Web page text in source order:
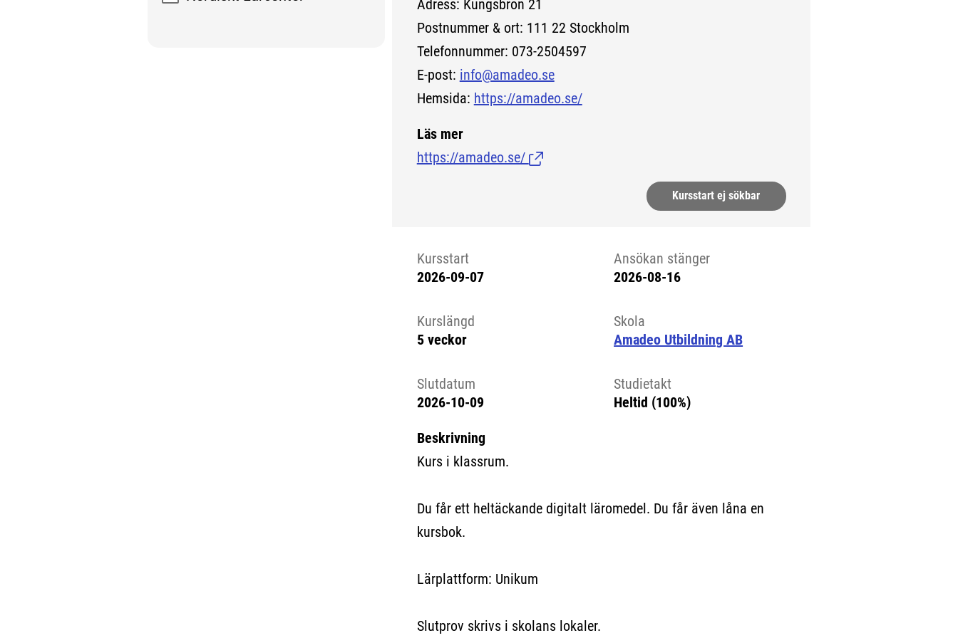
Adress: Kungsbron 21
Postnummer & ort: 111 22 Stockholm
Telefonnummer: 073-2504597
E-post: info@amadeo.se
Hemsida: https://amadeo.se/
Läs mer
https://amadeo.se/ (Länk till extern sida.)
Kursstart ej sökbar
Kursstart
2026-09-07
Ansökan stänger
2026-08-16
Kurslängd
5 veckor
Skola
Amadeo Utbildning AB
Slutdatum
2026-10-09
Studietakt
Heltid (100%)
Beskrivning
Kurs i klassrum.
Du får ett heltäckande digitalt läromedel. Du får även låna en
kursbok.
Lärplattform: Unikum
Slutprov skrivs i skolans lokaler.